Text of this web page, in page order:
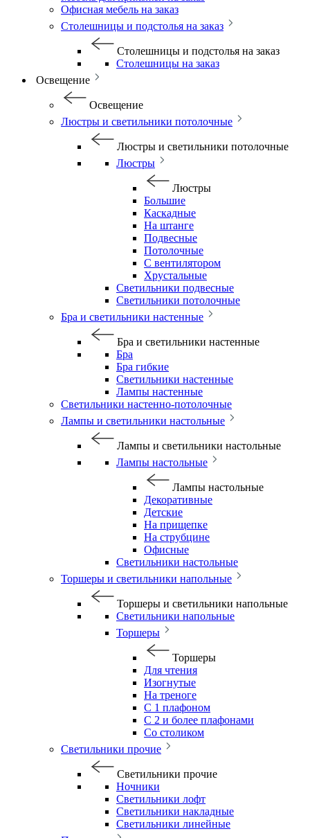
Офисная мебель на заказ
Столешницы и подстолья на заказ
Столешницы и подстолья на заказ
Столешницы на заказ
Освещение
Освещение
Люстры и светильники потолочные
Люстры и светильники потолочные
Люстры
Люстры
Большие
Каскадные
На штанге
Подвесные
Потолочные
С вентилятором
Хрустальные
Светильники подвесные
Светильники потолочные
Бра и светильники настенные
Бра и светильники настенные
Бра
Бра гибкие
Светильники настенные
Лампы настенные
Светильники настенно-потолочные
Лампы и светильники настольные
Лампы и светильники настольные
Лампы настольные
Лампы настольные
Декоративные
Детские
На прищепке
На струбцине
Офисные
Светильники настольные
Торшеры и светильники напольные
Торшеры и светильники напольные
Светильники напольные
Торшеры
Торшеры
Для чтения
Изогнутые
На треноге
С 1 плафоном
С 2 и более плафонами
Со столиком
Светильники прочие
Светильники прочие
Ночники
Светильники лофт
Светильники накладные
Светильники линейные